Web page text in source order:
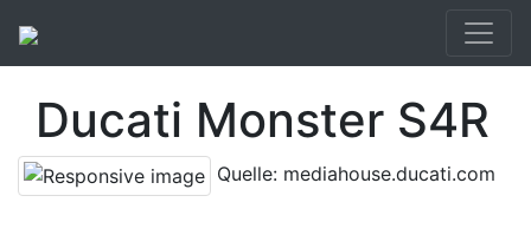
Ducati Monster S4R
Quelle: mediahouse.ducati.com